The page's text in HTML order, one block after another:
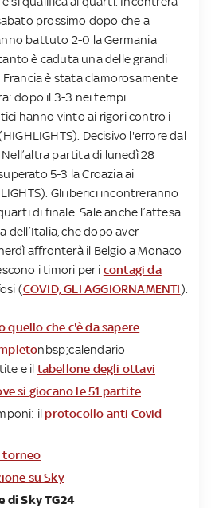
prossimo dopo che a
battuto 2-0 la Germania
è caduta una delle grandi
è stata clamorosamente
dopo il 3-3 nei tempi
hanno vinto ai rigori contro i
Decisivo l'errore dal
partita di lunedì 28
5-3 la Croazia ai
Gli iberici incontreranno
di finale. Sale anche l’attesa
dell’Italia, che dopo aver
affronterà il Belgio a Monaco
i timori per i contagi da
(COVID, GLI AGGIORNAMENTI).
quello che c'è da sapere
nbsp;calendario
e il tabellone degli ottavi
si giocano le 51 partite
il protocollo anti Covid
torneo
su Sky
di Sky TG24